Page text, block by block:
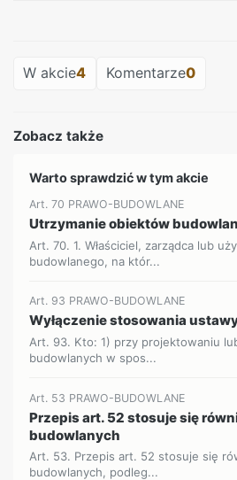
W akcie4 Komentarze0
Zobacz także
Warto sprawdzić w tym akcie
Art. 70 PRAWO-BUDOWLANE
Utrzymanie obiektów
Art. 70. 1. Właściciel, zarządca lub
budowlanego, na któr...
Art. 93 PRAWO-BUDOWLANE
Wyłączenie stosowania
Art. 93. Kto: 1) przy projektowaniu
budowlanych w spos...
Art. 53 PRAWO-BUDOWLANE
Przepis art. 52 stosuje się
budowlanych
Art. 53. Przepis art. 52 stosuje się
budowlanych, podleg...